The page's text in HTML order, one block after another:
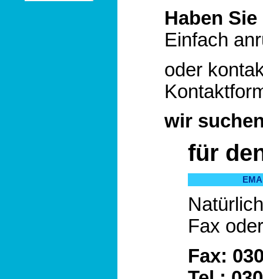
Haben
Einfach
oder
wir
für
Fax
Fax: